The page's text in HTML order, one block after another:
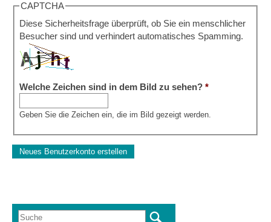
CAPTCHA
Diese Sicherheitsfrage überprüft, ob Sie ein menschlicher
Besucher sind und verhindert automatisches Spamming.
Welche Zeichen sind in dem Bild zu sehen? *
Geben Sie die Zeichen ein, die im Bild gezeigt werden.
Suche